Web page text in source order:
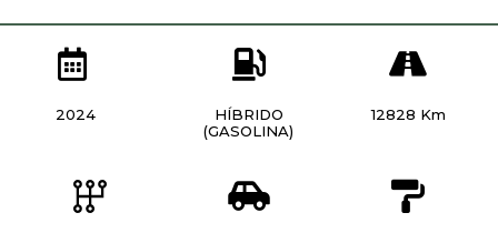
2024
HÍBRIDO
(GASOLINA)
12828 Km